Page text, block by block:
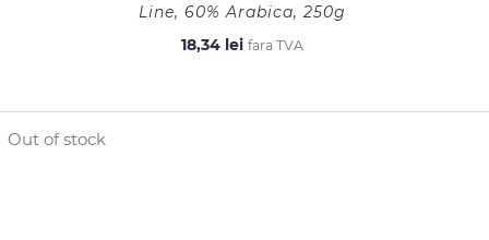
Line, 60% Arabica, 250g
18,34 lei fara TVA
Out of stock